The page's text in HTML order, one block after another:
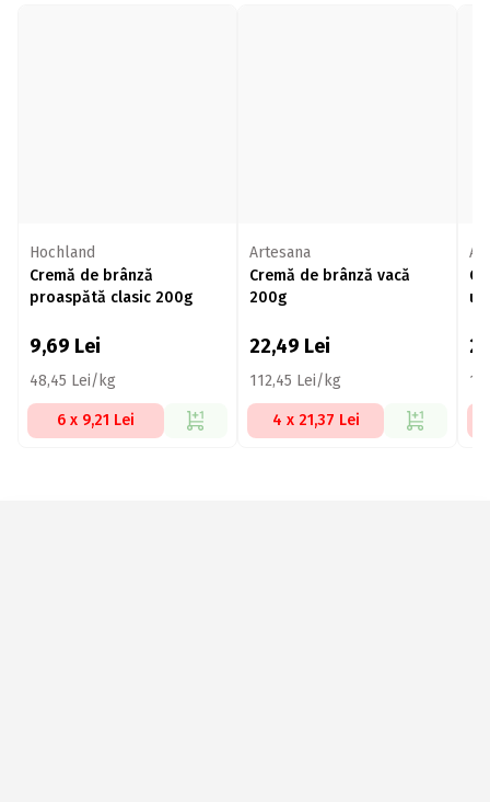
Hochland
Cremă de brânză
proaspătă clasic 200g
9,69 Lei
48,45 Lei/kg
6 x 9,21 Lei
Artesana
Cremă de brânză vacă
200g
22,49 Lei
112,45 Lei/kg
4 x 21,37 Lei